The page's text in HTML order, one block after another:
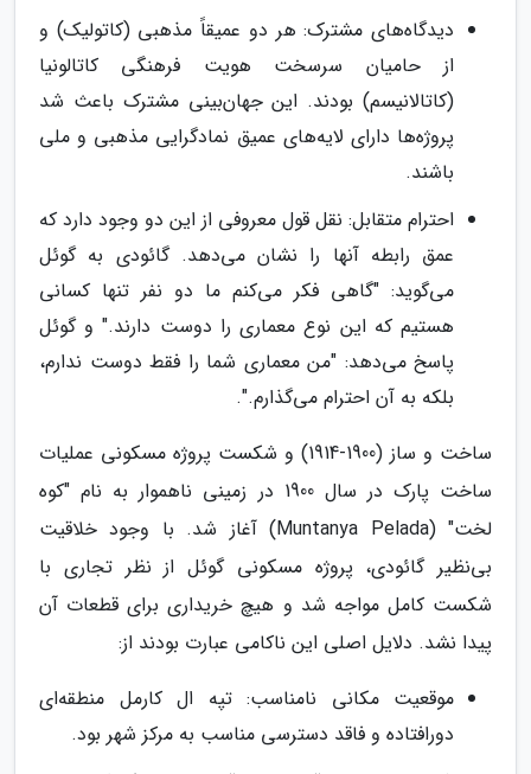
دیدگاه‌های مشترک: هر دو عمیقاً مذهبی (کاتولیک) و
از حامیان سرسخت هویت فرهنگی کاتالونیا
(کاتالانیسم) بودند. این جهان‌بینی مشترک باعث شد
پروژه‌ها دارای لایه‌های عمیق نمادگرایی مذهبی و ملی
باشند.
احترام متقابل: نقل قول معروفی از این دو وجود دارد که
عمق رابطه آنها را نشان می‌دهد. گائودی به گوئل
می‌گوید: "گاهی فکر می‌کنم ما دو نفر تنها کسانی
هستیم که این نوع معماری را دوست دارند." و گوئل
پاسخ می‌دهد: "من معماری شما را فقط دوست ندارم،
بلکه به آن احترام می‌گذارم.".
ساخت و ساز (1900-1914) و شکست پروژه مسکونی عملیات
ساخت پارک در سال 1900 در زمینی ناهموار به نام "کوه
لخت" (Muntanya Pelada) آغاز شد. با وجود خلاقیت
بی‌نظیر گائودی، پروژه مسکونی گوئل از نظر تجاری با
شکست کامل مواجه شد و هیچ خریداری برای قطعات آن
پیدا نشد. دلایل اصلی این ناکامی عبارت بودند از:
موقعیت مکانی نامناسب: تپه ال کارمل منطقه‌ای
دورافتاده و فاقد دسترسی مناسب به مرکز شهر بود.